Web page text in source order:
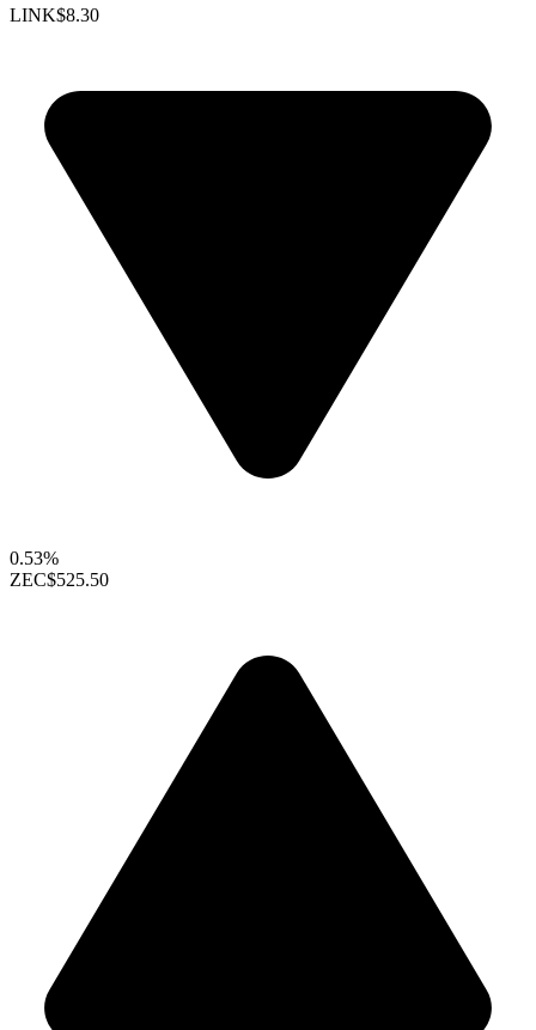
LINK$8.30
0.53%
ZEC$525.50